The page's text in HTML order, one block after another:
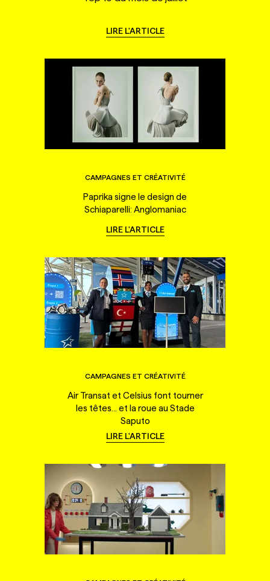
LIRE L'ARTICLE
CAMPAGNES ET CRÉATIVITÉ
Paprika signe le design de
Schiaparelli: Anglomaniac
LIRE L'ARTICLE
CAMPAGNES ET CRÉATIVITÉ
Air Transat et Celsius font tourner
les têtes... et la roue au Stade
Saputo
LIRE L'ARTICLE